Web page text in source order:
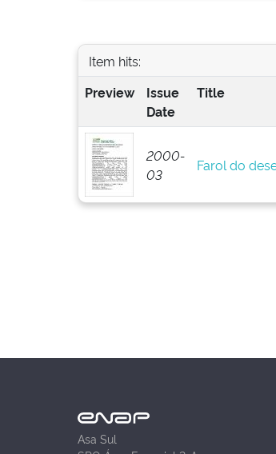
Item hits:
Preview
Issue
Date
Title
2000-
03
Farol do
Asa Sul